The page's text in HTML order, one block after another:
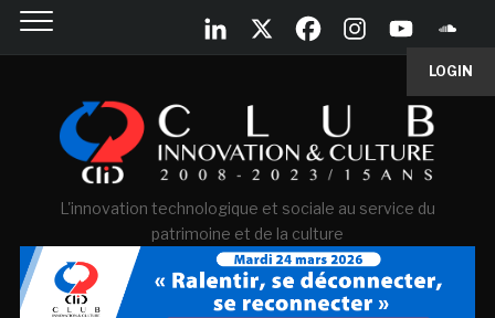
LOGIN
L'innovation technologique et sociale au service du
patrimoine et de la culture